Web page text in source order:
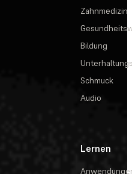
Zahnmedizin
Bildung
Schmuck
Audio
Lernen